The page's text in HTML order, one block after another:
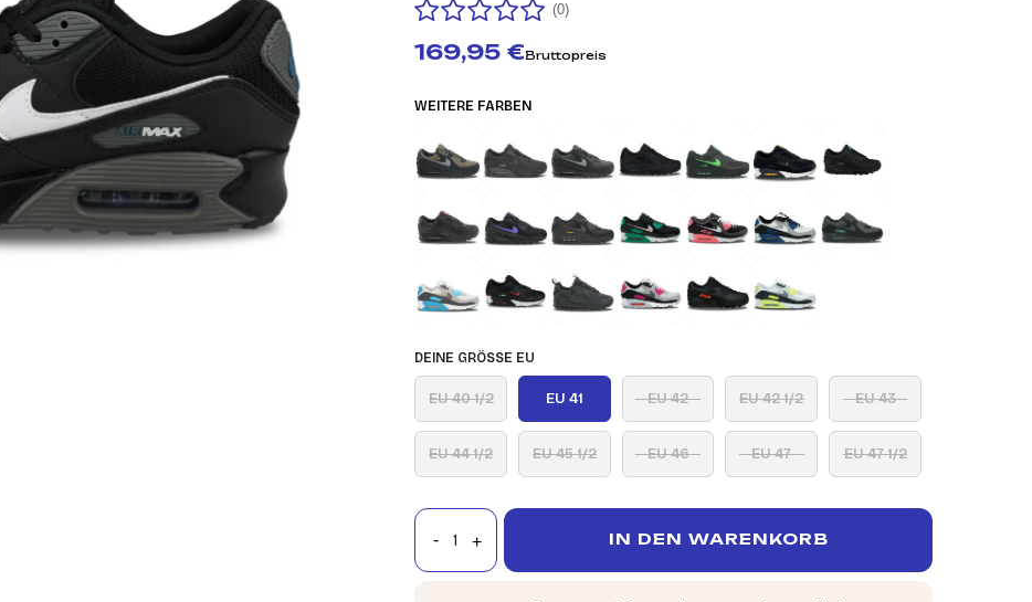
(0)
169,95 €Bruttopreis
WEITERE FARBEN
DEINE GRÖSSE EU
EU 40 1/2 EU 41 EU 42 EU 42 1/2 EU 43
EU 44 1/2 EU 45 1/2 EU 46 EU 47 EU 47 1/2
IN DEN WARENKORB